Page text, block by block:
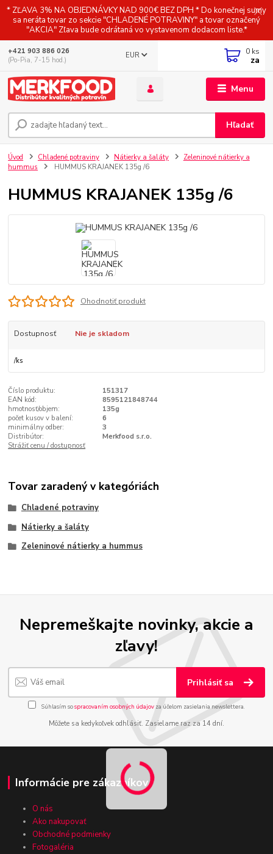
* ZĽAVA 3% NA OBJEDNÁVKY NAD 900€ BEZ DPH * Do konečnej sumy
sa neráta tovar zo sekcie "CHLADENÉ POTRAVINY" a tovar označený
"AKCIA" Zľava bude odrátaná vo vystavenom dodacom liste.*
Menu
EUR
Hľadať
+421 903 886 026
(Po-Pia, 7-15 hod.)
0 ks
za
Úvod Chladené potraviny Nátierky a šaláty
Zeleninové nátierky a
hummus
HUMMUS KRAJANEK 135g /6
HUMMUS KRAJANEK 135g /6
Ohodnotiť produkt
Dostupnosť Nie je skladom
/ks
Číslo produktu:
151317
EAN kód:
8595121848744
hmotnosť/objem:
135g
počet kusov v balení:
6
minimálny odber:
3
Distribútor:
Merkfood s.r.o.
Strážiť cenu / dostupnosť
Tovar zaradený v kategóriách
Chladené potraviny
Nátierky a šaláty
Zeleninové nátierky a hummus
Nepremeškajte novinky, akcie a
zľavy!
Prihlásiť sa
Súhlasím sospracovaním osobných údajov za účelom zasielania newslettera.
Môžete sa kedykoľvek odhlásiť. Zasielame raz za 14 dní.
Informácie pre zákazníkov
O nás
Ako nakupovať
Obchodné podmienky
Fotogaléria